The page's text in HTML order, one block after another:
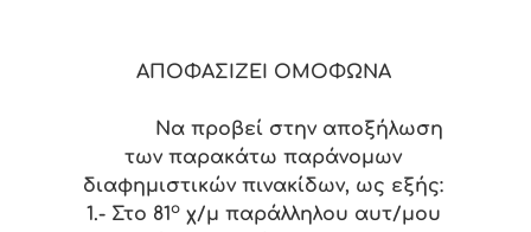
ΑΠΟΦΑΣΙΖΕΙ ΟΜΟΦΩΝΑ
Να προβεί στην αποξήλωση
των παρακάτω παράνομων
διαφημιστικών πινακίδων, ως εξής:
1.-Στο 81οχ/μ παράλληλου αυτ/μου